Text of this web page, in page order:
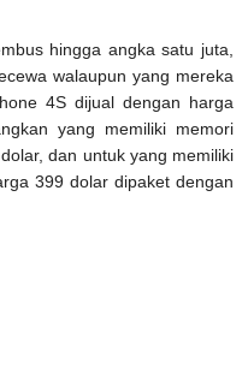
hingga angka satu juta,
walaupun yang mereka
4S dijual dengan harga
yang memiliki memori
dan untuk yang memiliki
399 dolar dipaket dengan